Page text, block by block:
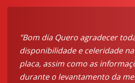
"Bom dia Quero agradecer
disponibilidade e celeridade
placa, assim como as
durante o levantamento da